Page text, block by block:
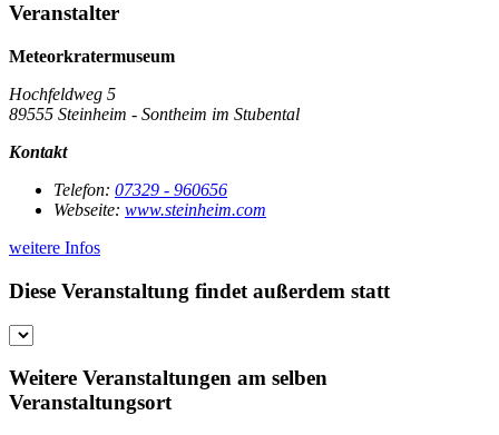
Veranstalter
Meteorkratermuseum
Hochfeldweg 5
89555 Steinheim - Sontheim im Stubental
Kontakt
Telefon: 07329 - 960656
Webseite: www.steinheim.com
weitere Infos
Diese Veranstaltung findet außerdem statt
Weitere Veranstaltungen am selben
Veranstaltungsort